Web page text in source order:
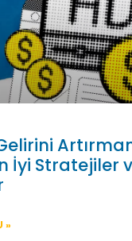
İyi Stratejiler
»